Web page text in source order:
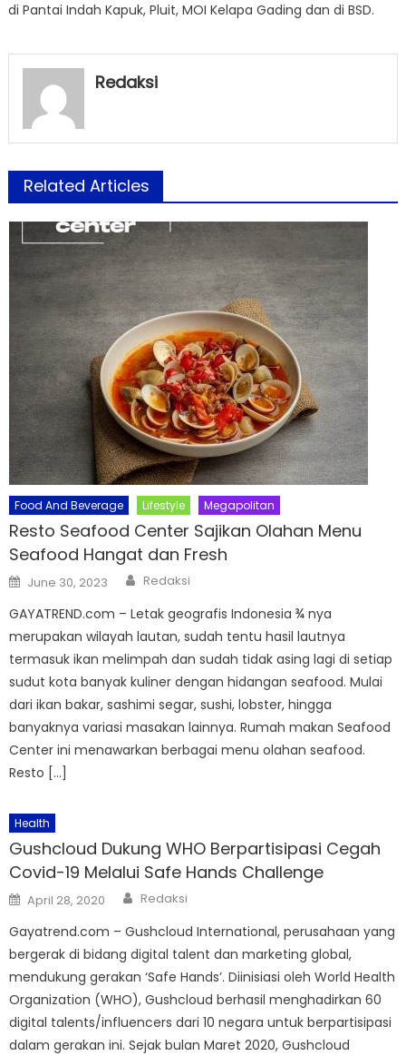
di Pantai Indah Kapuk, Pluit, MOI Kelapa Gading dan di BSD.
Redaksi
Related Articles
Food And Beverage Lifestyle Megapolitan
Resto Seafood Center Sajikan Olahan Menu
Seafood Hangat dan Fresh
Posted
on
June 30, 2023 Author
Redaksi
GAYATREND.com – Letak geografis Indonesia ¾ nya
merupakan wilayah lautan, sudah tentu hasil lautnya
termasuk ikan melimpah dan sudah tidak asing lagi di setiap
sudut kota banyak kuliner dengan hidangan seafood. Mulai
dari ikan bakar, sashimi segar, sushi, lobster, hingga
banyaknya variasi masakan lainnya. Rumah makan Seafood
Center ini menawarkan berbagai menu olahan seafood.
Resto […]
Health
Gushcloud Dukung WHO Berpartisipasi Cegah
Covid-19 Melalui Safe Hands Challenge
Posted
on
April 28, 2020 Author
Redaksi
Gayatrend.com – Gushcloud International, perusahaan yang
bergerak di bidang digital talent dan marketing global,
mendukung gerakan ‘Safe Hands’. Diinisiasi oleh World Health
Organization (WHO), Gushcloud berhasil menghadirkan 60
digital talents/influencers dari 10 negara untuk berpartisipasi
dalam gerakan ini. Sejak bulan Maret 2020, Gushcloud